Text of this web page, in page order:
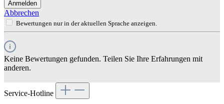
Anmelden
Abbrechen
Bewertungen nur in der aktuellen Sprache anzeigen.
Keine Bewertungen gefunden. Teilen Sie Ihre Erfahrungen mit
anderen.
Service-Hotline